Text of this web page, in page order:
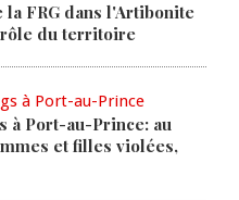
FRG dans l'Artibonite
du territoire
à Port-au-Prince: au
et filles violées,